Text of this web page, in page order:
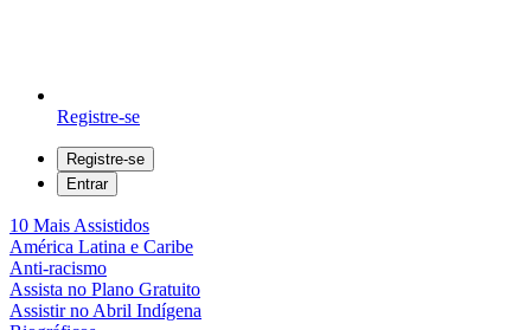
Registre-se
Registre-se
Entrar
10 Mais Assistidos
América Latina e Caribe
Anti-racismo
Assista no Plano Gratuito
Assistir no Abril Indígena